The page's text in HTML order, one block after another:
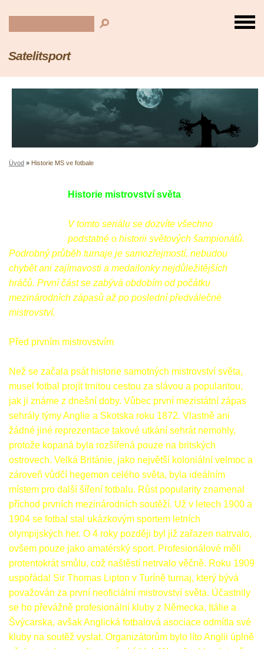
Satelitsport
Úvod » Historie MS ve fotbale
Historie mistrovství světa
V tomto seriálu se dozvíte všechno
podstatné o historii světových šampionátů.
Podrobný průběh turnaje je samozřejmostí, nebudou
chybět ani zajímavosti a medailonky nejdůležitějších
hráčů. První část se zabývá obdobím od počátku
mezinárodních zápasů až po poslední předválečné
mistrovství.
Před prvním mistrovstvím
Než se začala psát historie samotných mistrovství světa,
musel fotbal projít trnitou cestou za slávou a popularitou,
jak ji známe z dnešní doby. Vůbec první mezistátní zápas
sehrály týmy Anglie a Skotska roku 1872. Vlastně ani
žádné jiné reprezentace takové utkání sehrát nemohly,
protože kopaná byla rozšířená pouze na britských
ostrovech. Velká Británie, jako největší koloniální velmoc a
zároveň vůdčí hegemon celého světa, byla ideálním
místem pro další šíření fotbalu. Růst popularity znamenal
příchod prvních mezinárodních soutěží. Už v letech 1900 a
1904 se fotbal stal ukázkovým sportem letních
olympijských her. O 4 roky později byl již zařazen natrvalo,
ovšem pouze jako amatérský sport. Profesionálové měli
protentokrát smůlu, což naštěstí netrvalo věčně. Roku 1909
uspořádal Sir Thomas Lipton v Turíně turnaj, který bývá
považován za první neoficiální mistrovství světa. Účastnily
se ho převážně profesionální kluby z Německa, Itálie a
Švýcarska, avšak Anglická fotbalová asociace odmítla své
kluby na soutěž vyslat. Organizátorům bylo líto Anglii úplně